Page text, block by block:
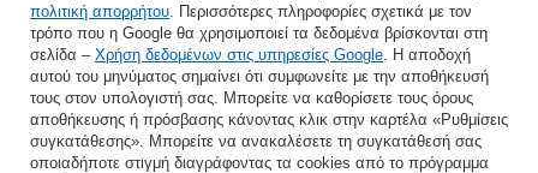
BENTLEY BMW
BMW ALPINA BYD
CADILLAC CHERY
πολιτική απορρήτου. Περισσότερες πληροφορίες σχετικά με τον
τρόπο που η Google θα χρησιμοποιεί τα δεδομένα βρίσκονται στη
σελίδα – Χρήση δεδομένων στις υπηρεσίες Google. Η αποδοχή
αυτού του μηνύματος σημαίνει ότι συμφωνείτε με την αποθήκευσή
τους στον υπολογιστή σας. Μπορείτε να καθορίσετε τους όρους
αποθήκευσης ή πρόσβασης κάνοντας κλικ στην καρτέλα «Ρυθμίσεις
συγκατάθεσης». Μπορείτε να ανακαλέσετε τη συγκατάθεσή σας
οποιαδήποτε στιγμή διαγράφοντας τα cookies από το πρόγραμμα